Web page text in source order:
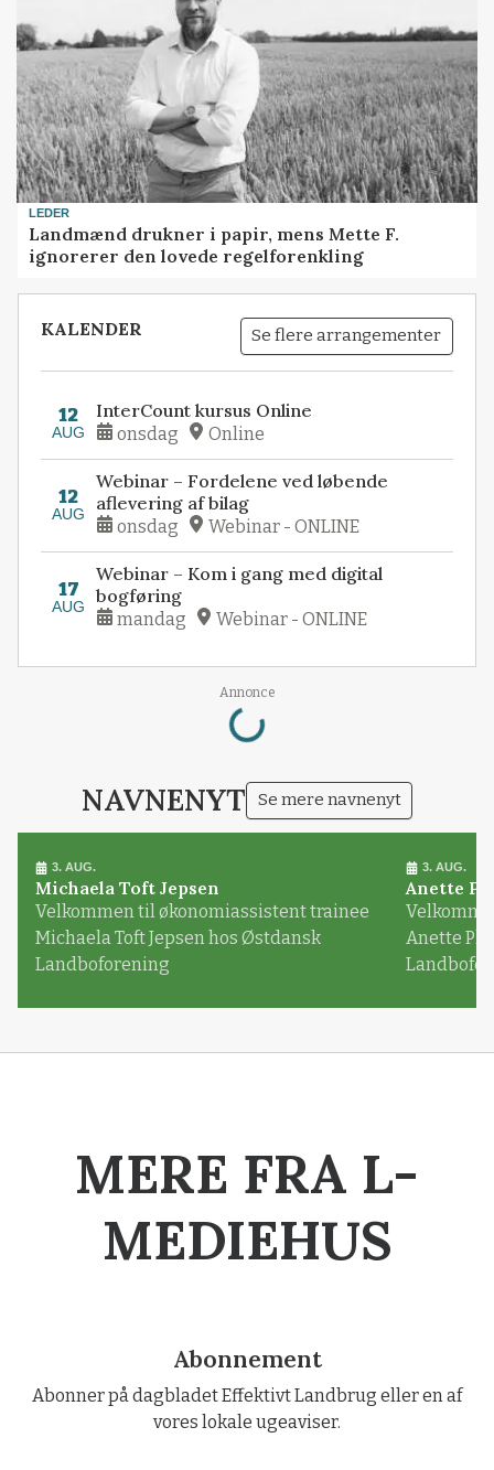
LEDER
Landmænd drukner i papir, mens Mette F.
ignorerer den lovede regelforenkling
KALENDER Se flere arrangementer
12
AUG
InterCount kursus Online
onsdag Online
12
AUG
Webinar – Fordelene ved løbende
aflevering af bilag
onsdag Webinar - ONLINE
17
AUG
Webinar – Kom i gang med digital
bogføring
mandag Webinar - ONLINE
Annonce
Loading...
NAVNENYT Se mere navnenyt
3. AUG.
Michaela Toft Jepsen
Velkommen til økonomiassistent trainee
Michaela Toft Jepsen hos Østdansk
Landboforening
3. AUG.
Anette
Anette
MERE FRA L-
MEDIEHUS
Abonnement
Abonner på dagbladet Effektivt Landbrug eller en af
vores lokale ugeaviser.